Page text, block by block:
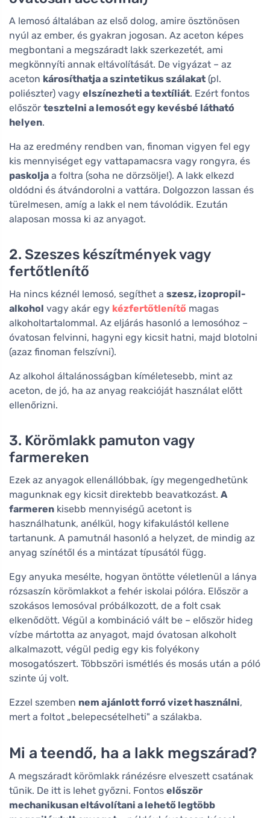
A lemosó általában az első dolog, amire ösztönösen
nyúl az ember, és gyakran jogosan. Az aceton képes
megbontani a megszáradt lakk szerkezetét, ami
megkönnyíti annak eltávolítását. De vigyázat – az
aceton károsíthatja a szintetikus szálakat (pl.
poliészter) vagy elszínezheti a textíliát. Ezért fontos
először tesztelni a lemosót egy kevésbé látható
helyen.
Ha az eredmény rendben van, finoman vigyen fel egy
kis mennyiséget egy vattapamacsra vagy rongyra, és
paskolja a foltra (soha ne dörzsölje!). A lakk elkezd
oldódni és átvándorolni a vattára. Dolgozzon lassan és
türelmesen, amíg a lakk el nem távolódik. Ezután
alaposan mossa ki az anyagot.
2. Szeszes készítmények vagy
fertőtlenítő
Ha nincs kéznél lemosó, segíthet a szesz, izopropil-
alkohol vagy akár egy kézfertőtlenítő magas
alkoholtartalommal. Az eljárás hasonló a lemosóhoz –
óvatosan felvinni, hagyni egy kicsit hatni, majd blotolni
(azaz finoman felszívni).
Az alkohol általánosságban kíméletesebb, mint az
aceton, de jó, ha az anyag reakcióját használat előtt
ellenőrizni.
3. Körömlakk pamuton vagy
farmereken
Ezek az anyagok ellenállóbbak, így megengedhetünk
magunknak egy kicsit direktebb beavatkozást. A
farmeren kisebb mennyiségű acetont is
használhatunk, anélkül, hogy kifakulástól kellene
tartanunk. A pamutnál hasonló a helyzet, de mindig az
anyag színétől és a mintázat típusától függ.
Egy anyuka mesélte, hogyan öntötte véletlenül a lánya
rózsaszín körömlakkot a fehér iskolai pólóra. Először a
szokásos lemosóval próbálkozott, de a folt csak
elkenődött. Végül a kombináció vált be – először hideg
vízbe mártotta az anyagot, majd óvatosan alkoholt
alkalmazott, végül pedig egy kis folyékony
mosogatószert. Többszöri ismétlés és mosás után a póló
szinte új volt.
Ezzel szemben nem ajánlott forró vizet használni,
mert a foltot „belepecsételheti" a szálakba.
Mi a teendő, ha a lakk megszárad?
A megszáradt körömlakk ránézésre elveszett csatának
tűnik. De itt is lehet győzni. Fontos először
mechanikusan eltávolítani a lehető legtöbb